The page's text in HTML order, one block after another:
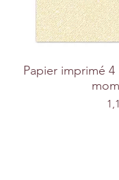
Papier imprimé